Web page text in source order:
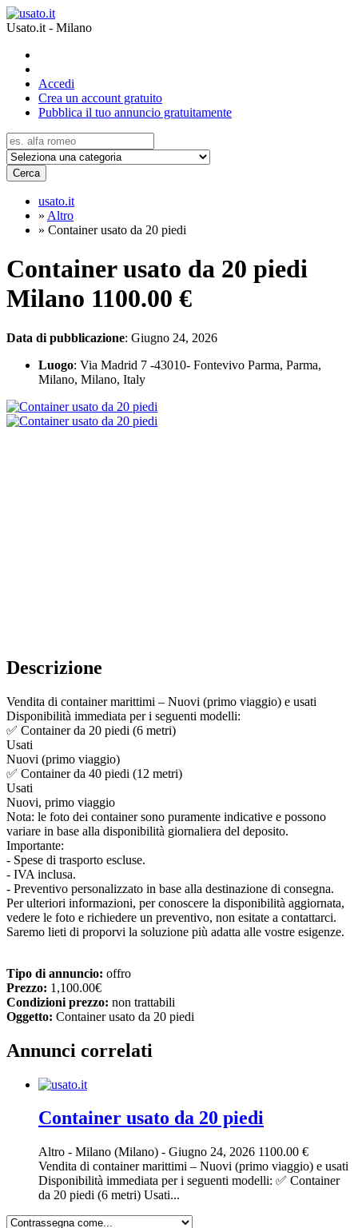
Usato.it - Milano
Accedi
Crea un account gratuito
Pubblica il tuo annuncio gratuitamente
Cerca
usato.it
» Altro
» Container usato da 20 piedi
Container usato da 20 piedi
Milano 1100.00 €
Data di pubblicazione: Giugno 24, 2026
Luogo: Via Madrid 7 -43010- Fontevivo Parma, Parma,
Milano, Milano, Italy
Descrizione
Vendita di container marittimi – Nuovi (primo viaggio) e usati
Disponibilità immediata per i seguenti modelli:
✅ Container da 20 piedi (6 metri)
Usati
Nuovi (primo viaggio)
✅ Container da 40 piedi (12 metri)
Usati
Nuovi, primo viaggio
Nota: le foto dei container sono puramente indicative e possono
variare in base alla disponibilità giornaliera del deposito.
Importante:
- Spese di trasporto escluse.
- IVA inclusa.
- Preventivo personalizzato in base alla destinazione di consegna.
Per ulteriori informazioni, per conoscere la disponibilità aggiornata,
vedere le foto e richiedere un preventivo, non esitate a contattarci.
Saremo lieti di proporvi la soluzione più adatta alle vostre esigenze.
Tipo di annuncio: offro
Prezzo: 1,100.00€
Condizioni prezzo: non trattabili
Oggetto: Container usato da 20 piedi
Annunci correlati
Container usato da 20 piedi
Altro - Milano (Milano) - Giugno 24, 2026 1100.00 €
Vendita di container marittimi – Nuovi (primo viaggio) e usati
Disponibilità immediata per i seguenti modelli: ✅ Container
da 20 piedi (6 metri) Usati...